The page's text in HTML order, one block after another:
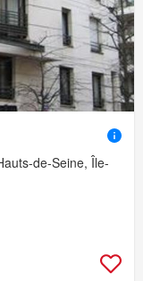
de-Seine, Île-